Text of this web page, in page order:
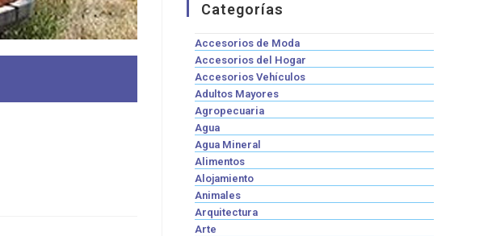
Categorías
Accesorios de Moda
Accesorios del Hogar
Accesorios Vehículos
Adultos Mayores
Agropecuaria
Agua
Agua Mineral
Alimentos
Alojamiento
Animales
Arquitectura
Arte